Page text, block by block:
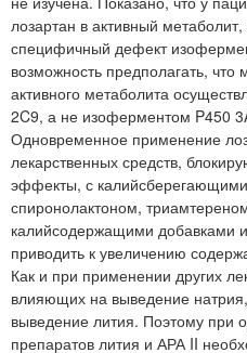
лозартан в активный
специфичный дефект
возможность предполагать,
активного метаболита
2C9, а не изоферментом P450
Одновременное применение
лекарственных средств,
эффекты, с
спиронолактоном,
калийсодержащими добавками
приводить к увеличению
Как и при применении других
влияющих на выведение
выведение лития. Поэтому при
препаратов лития и АРА II